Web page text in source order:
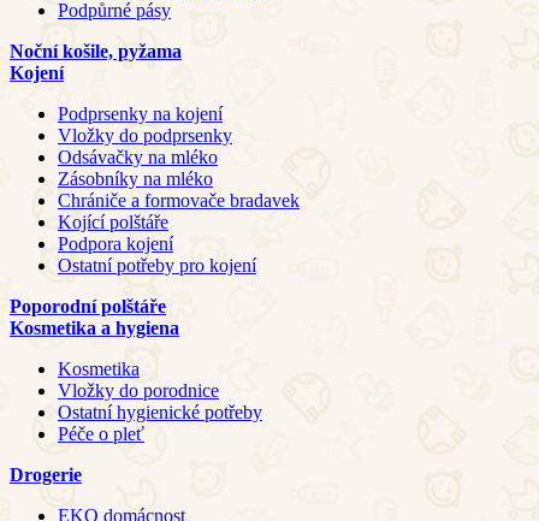
Podpůrné pásy
Noční košile, pyžama
Kojení
Podprsenky na kojení
Vložky do podprsenky
Odsávačky na mléko
Zásobníky na mléko
Chrániče a formovače bradavek
Kojící polštáře
Podpora kojení
Ostatní potřeby pro kojení
Poporodní polštáře
Kosmetika a hygiena
Kosmetika
Vložky do porodnice
Ostatní hygienické potřeby
Péče o pleť
Drogerie
EKO domácnost